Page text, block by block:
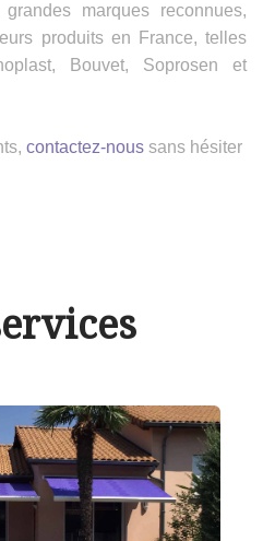
marques reconnues,
produits en France, telles
Bouvet, Soprosen et
contactez-nous sans hésiter